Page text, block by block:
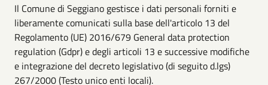
Il Comune di Seggiano gestisce i dati personali forniti e
liberamente comunicati sulla base dell'articolo 13 del
Regolamento (UE) 2016/679 General data protection
regulation (Gdpr) e degli articoli 13 e successive modifiche
e integrazione del decreto legislativo (di seguito d.lgs)
267/2000 (Testo unico enti locali).